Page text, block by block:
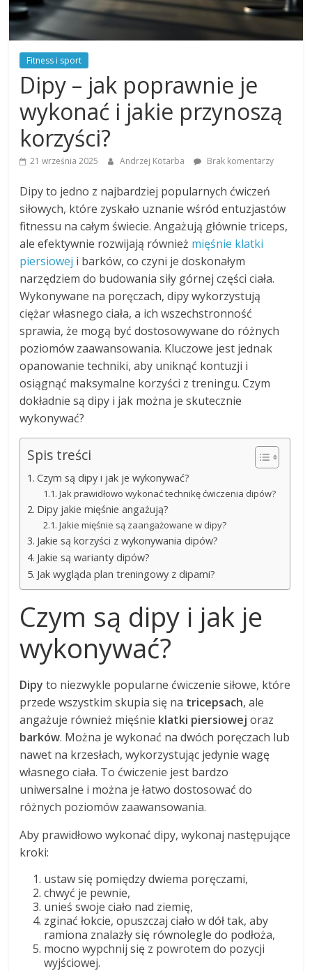
Fitness i sport
Dipy – jak poprawnie je
wykonać i jakie przynoszą
korzyści?
21 września 2025 Andrzej Kotarba Brak komentarzy
Dipy to jedno z najbardziej popularnych ćwiczeń
siłowych, które zyskało uznanie wśród entuzjastów
fitnessu na całym świecie. Angażują głównie triceps,
ale efektywnie rozwijają również mięśnie klatki
piersiowej i barków, co czyni je doskonałym
narzędziem do budowania siły górnej części ciała.
Wykonywane na poręczach, dipy wykorzystują
ciężar własnego ciała, a ich wszechstronność
sprawia, że mogą być dostosowywane do różnych
poziomów zaawansowania. Kluczowe jest jednak
opanowanie techniki, aby uniknąć kontuzji i
osiągnąć maksymalne korzyści z treningu. Czym
dokładnie są dipy i jak można je skutecznie
wykonywać?
Spis treści
Czym są dipy i jak je wykonywać?
Jak prawidłowo wykonać technikę ćwiczenia dipów?
Dipy jakie mięśnie angażują?
Jakie mięśnie są zaangażowane w dipy?
Jakie są korzyści z wykonywania dipów?
Jakie są warianty dipów?
Jak wygląda plan treningowy z dipami?
Czym są dipy i jak je
wykonywać?
Dipy to niezwykle popularne ćwiczenie siłowe, które
przede wszystkim skupia się na tricepsach, ale
angażuje również mięśnie klatki piersiowej oraz
barków. Można je wykonać na dwóch poręczach lub
nawet na krzesłach, wykorzystując jedynie wagę
własnego ciała. To ćwiczenie jest bardzo
uniwersalne i można je łatwo dostosować do
różnych poziomów zaawansowania.
Aby prawidłowo wykonać dipy, wykonaj następujące
kroki:
ustaw się pomiędzy dwiema poręczami,
chwyć je pewnie,
unieś swoje ciało nad ziemię,
zginać łokcie, opuszczaj ciało w dół tak, aby
ramiona znalazły się równolegle do podłoża,
mocno wypchnij się z powrotem do pozycji
wyjściowej.